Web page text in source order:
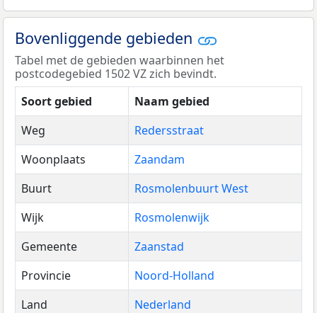
Bovenliggende gebieden
Tabel met de gebieden waarbinnen het
postcodegebied 1502 VZ zich bevindt.
Soort gebied
Naam gebied
Weg
Redersstraat
Woonplaats
Zaandam
Buurt
Rosmolenbuurt West
Wijk
Rosmolenwijk
Gemeente
Zaanstad
Provincie
Noord-Holland
Land
Nederland